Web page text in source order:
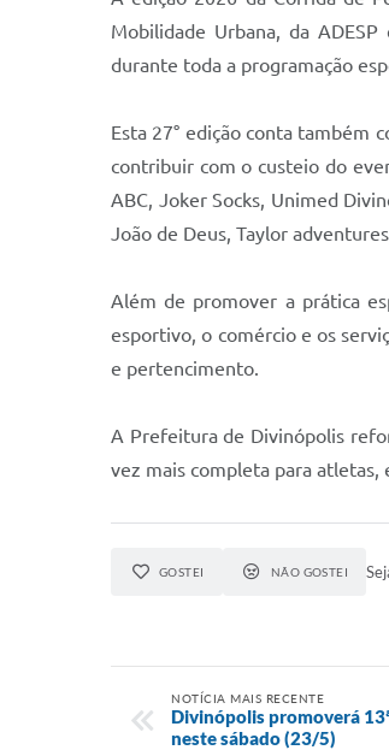
Mobilidade Urbana, da
durante toda a programação
Esta 27° edição conta também
contribuir com o custeio do
ABC, Joker Socks, Unimed
João de Deus, Taylor
Além de promover a prática
esportivo, o comércio e os
e pertencimento.
A Prefeitura de Divinópolis
vez mais completa para
GOSTEI NÃO GOSTEI
NOTÍCIA MAIS RECENTE
Divinópolis promoverá
neste sábado (23/5)